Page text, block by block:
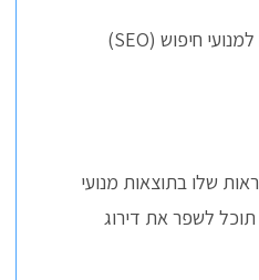
בעידן הדיגיטלי של היום, נוכחות חזקה באינטרנט היא חיונית לעסקים בכל הגדלים. אופטימיזציה למנועי חיפוש (SEO)
שלו בתוצאות מנועי
תוכל לשפר את דירוג